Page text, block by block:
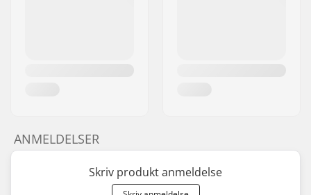
ANMELDELSER
Skriv produkt anmeldelse